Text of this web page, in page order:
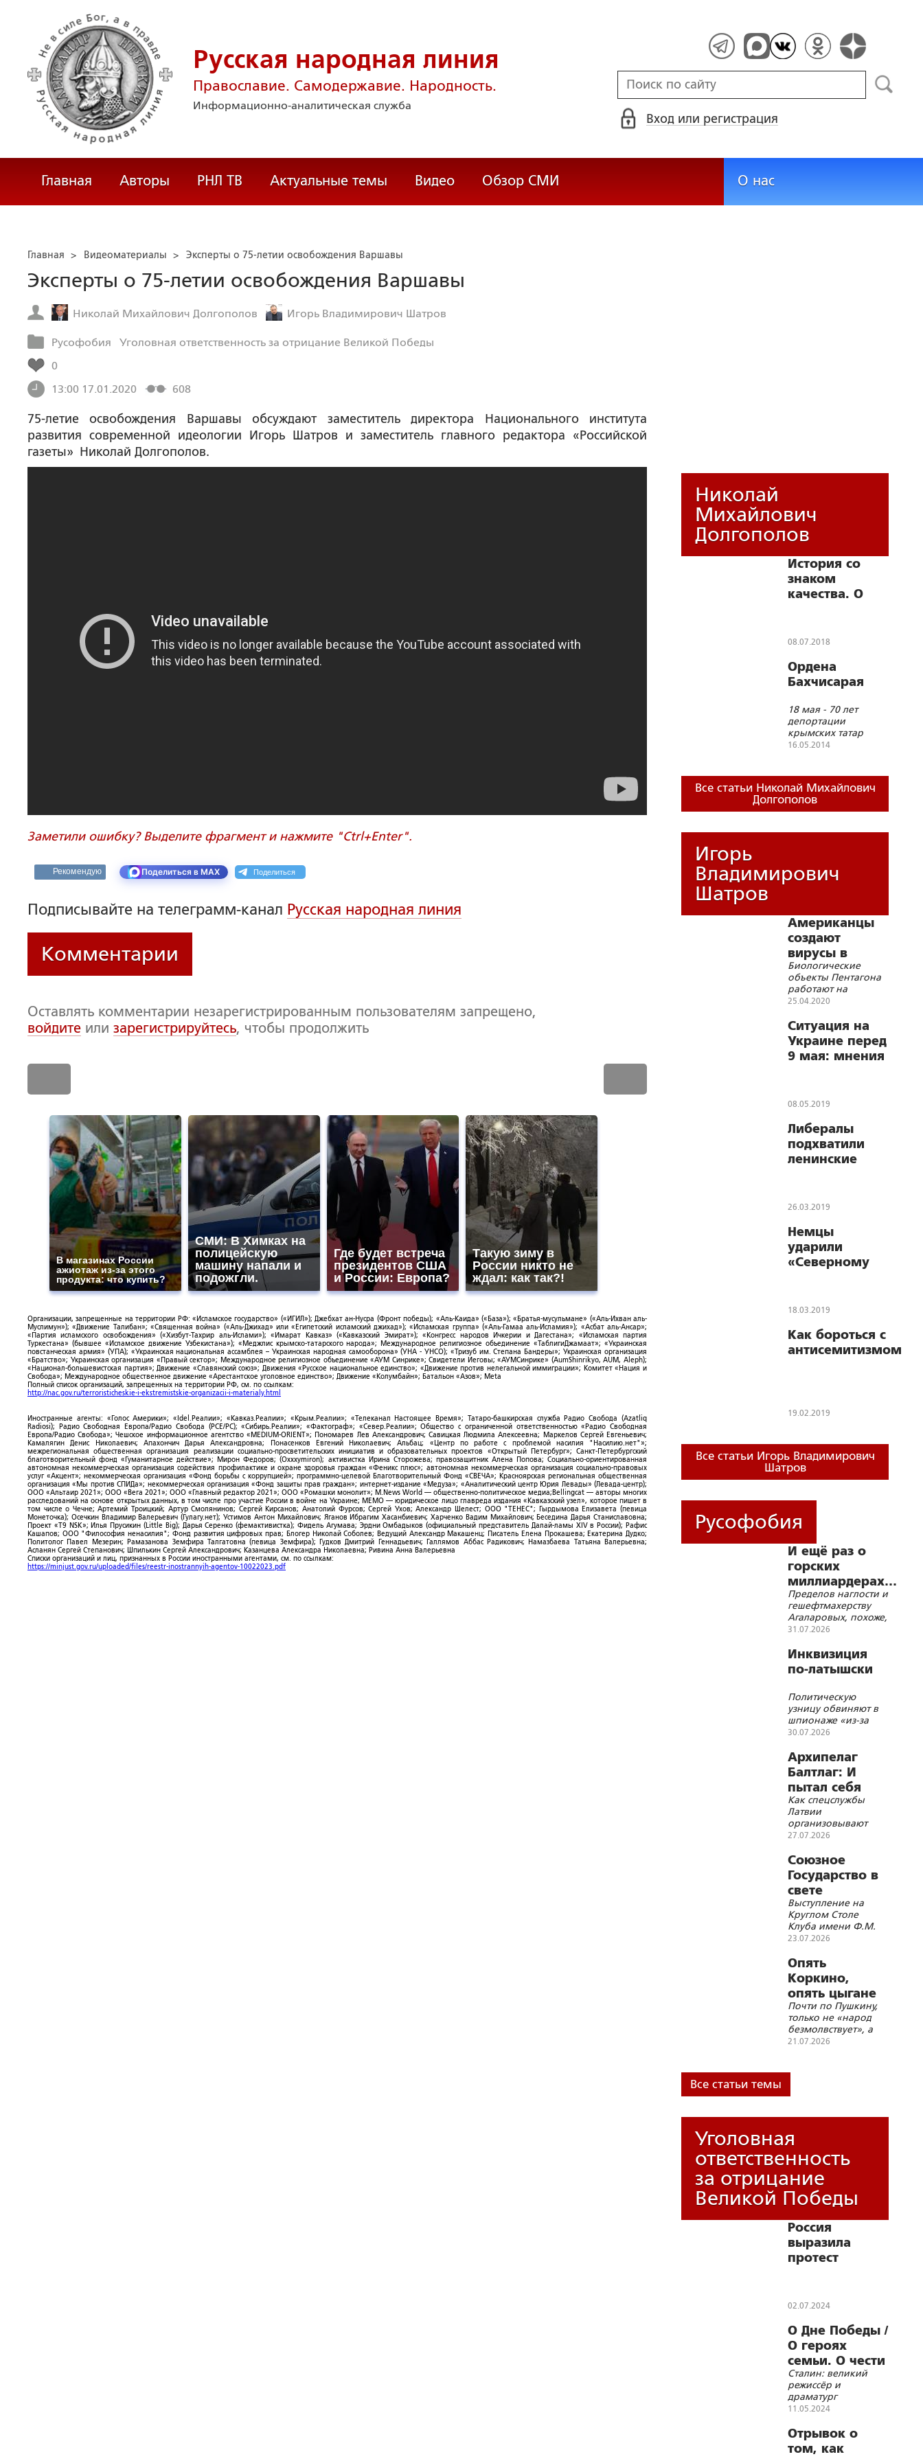
Русская народная линия
Православие. Самодержавие. Народность.
Информационно-аналитическая служба
Вход или регистрация
Главная Авторы РНЛ ТВ Актуальные темы Видео Обзор СМИ О нас
Главная > Видеоматериалы > Эксперты о 75-летии освобождения Варшавы
Эксперты о 75-летии освобождения Варшавы
Николай Михайлович Долгополов Игорь Владимирович Шатров
Русофобия
Уголовная ответственность за отрицание Великой Победы
0
13:00 17.01.2020
608
75-летие освобождения Варшавы обсуждают заместитель директора Национального института
развития современной идеологии Игорь Шатров и заместитель главного редактора «Российской
газеты» Николай Долгополов.
Заметили ошибку? Выделите фрагмент и нажмите "Ctrl+Enter".
Рекомендую Поделиться в MAX Поделиться
Подписывайте на телеграмм-канал Русская народная линия
Комментарии
Оставлять комментарии незарегистрированным пользователям запрещено,
войдите или зарегистрируйтесь, чтобы продолжить
В магазинах России
ажиотаж из-за этого
продукта: что купить?
СМИ: В Химках на
полицейскую
машину напали и
подожгли.
Где будет встреча
президентов США
и России: Европа?
Такую зиму в
России никто не
ждал: как так?!
Организации, запрещенные на территории РФ: «Исламское государство» («ИГИЛ»); Джебхат ан-Нусра (Фронт победы); «Аль-Каида» («База»); «Братья-мусульмане» («Аль-Ихван аль-
Муслимун»); «Движение Талибан»; «Священная война» («Аль-Джихад» или «Египетский исламский джихад»); «Исламская группа» («Аль-Гамаа аль-Исламия»); «Асбат аль-Ансар»;
«Партия исламского освобождения» («Хизбут-Тахрир аль-Ислами»); «Имарат Кавказ» («Кавказский Эмират»); «Конгресс народов Ичкерии и Дагестана»; «Исламская партия
Туркестана» (бывшее «Исламское движение Узбекистана»); «Меджлис крымско-татарского народа»; Международное религиозное объединение «ТаблигиДжамаат»; «Украинская
повстанческая армия» (УПА); «Украинская национальная ассамблея – Украинская народная самооборона» (УНА - УНСО); «Тризуб им. Степана Бандеры»; Украинская организация
«Братство»; Украинская организация «Правый сектор»; Международное религиозное объединение «АУМ Синрике»; Свидетели Иеговы; «АУМСинрике» (AumShinrikyo, AUM, Aleph);
«Национал-большевистская партия»; Движение «Славянский союз»; Движения «Русское национальное единство»; «Движение против нелегальной иммиграции»; Комитет «Нация и
Свобода»; Международное общественное движение «Арестантское уголовное единство»; Движение «Колумбайн»; Батальон «Азов»; Meta
Полный список организаций, запрещенных на территории РФ, см. по ссылкам:
http://nac.gov.ru/terroristicheskie-i-ekstremistskie-organizacii-i-materialy.html
Иностранные агенты: «Голос Америки»; «Idel.Реалии»; «Кавказ.Реалии»; «Крым.Реалии»; «Телеканал Настоящее Время»; Татаро-башкирская служба Радио Свобода (Azatliq
Radiosi); Радио Свободная Европа/Радио Свобода (PCE/PC); «Сибирь.Реалии»; «Фактограф»; «Север.Реалии»; Общество с ограниченной ответственностью «Радио Свободная
Европа/Радио Свобода»; Чешское информационное агентство «MEDIUM-ORIENT»; Пономарев Лев Александрович; Савицкая Людмила Алексеевна; Маркелов Сергей Евгеньевич;
Камалягин Денис Николаевич; Апахончич Дарья Александровна; Понасенков Евгений Николаевич; Альбац; «Центр по работе с проблемой насилия "Насилию.нет"»;
межрегиональная общественная организация реализации социально-просветительских инициатив и образовательных проектов «Открытый Петербург»; Санкт-Петербургский
благотворительный фонд «Гуманитарное действие»; Мирон Федоров; (Oxxxymiron); активистка Ирина Сторожева; правозащитник Алена Попова; Социально-ориентированная
автономная некоммерческая организация содействия профилактике и охране здоровья граждан «Феникс плюс»; автономная некоммерческая организация социально-правовых
услуг «Акцент»; некоммерческая организация «Фонд борьбы с коррупцией»; программно-целевой Благотворительный Фонд «СВЕЧА»; Красноярская региональная общественная
организация «Мы против СПИДа»; некоммерческая организация «Фонд защиты прав граждан»; интернет-издание «Медуза»; «Аналитический центр Юрия Левады» (Левада-центр);
ООО «Альтаир 2021»; ООО «Вега 2021»; ООО «Главный редактор 2021»; ООО «Ромашки монолит»; M.News World — общественно-политическое медиа;Bellingcat — авторы многих
расследований на основе открытых данных, в том числе про участие России в войне на Украине; МЕМО — юридическое лицо главреда издания «Кавказский узел», которое пишет в
том числе о Чечне; Артемий Троицкий; Артур Смолянинов; Сергей Кирсанов; Анатолий Фурсов; Сергей Ухов; Александр Шелест; ООО "ТЕНЕС"; Гырдымова Елизавета (певица
Монеточка); Осечкин Владимир Валерьевич (Гулагу.нет); Устимов Антон Михайлович; Яганов Ибрагим Хасанбиевич; Харченко Вадим Михайлович; Беседина Дарья Станиславовна;
Проект «T9 NSK»; Илья Прусикин (Little Big); Дарья Серенко (фемактивистка); Фидель Агумава; Эрдни Омбадыков (официальный представитель Далай-ламы XIV в России); Рафис
Кашапов; ООО "Философия ненасилия"; Фонд развития цифровых прав; Блогер Николай Соболев; Ведущий Александр Макашенц; Писатель Елена Прокашева; Екатерина Дудко;
Политолог Павел Мезерин; Рамазанова Земфира Талгатовна (певица Земфира); Гудков Дмитрий Геннадьевич; Галлямов Аббас Радикович; Намазбаева Татьяна Валерьевна;
Асланян Сергей Степанович; Шпилькин Сергей Александрович; Казанцева Александра Николаевна; Ривина Анна Валерьевна
Списки организаций и лиц, признанных в России иностранными агентами, см. по ссылкам:
https://minjust.gov.ru/uploaded/files/reestr-inostrannyih-agentov-10022023.pdf
Николай
Михайлович
Долгополов
История со
знаком
качества. О
целях
исторического
общества
его
председатель
Сергей
08.07.2018
Ордена
Бахчисарая
18 мая - 70 лет
депортации
крымских татар
16.05.2014
Все статьи Николай Михайлович
Долгополов
Игорь
Владимирович
Шатров
Американцы
создают
вирусы в
секретных
лабораториях
под боком у
Биологические
объекты Пентагона
работают на
Украине, в Грузии,
Азербайджане
25.04.2020
Ситуация на
Украине перед
9 мая: мнения
08.05.2019
Либералы
подхватили
ленинские
а кикбоксер –
26.03.2019
Немцы
ударили
«Северному
трубой
нависла угроза
блокировки
18.03.2019
Как бороться с
антисемитизмом
19.02.2019
Все статьи Игорь Владимирович
Шатров
Русофобия
И ещё раз о
горских
миллиардерах…
Пределов наглости и
гешефтмахерству
Агаларовых, похоже,
не существует
31.07.2026
Инквизиция
по-латышски
Политическую
узницу обвиняют в
шпионаже «из-за
тесных отношений с
30.07.2026
Архипелаг
Балтлаг: И
пытал себя
сам…
Как спецслужбы
Латвии
организовывают
пытки
27.07.2026
Союзное
Государство в
свете
Специальной
военной
операции на
Выступление на
Круглом Столе
Клуба имени Ф.М.
Достоевского
основы Союзного
государства и
современные
геополитические
вызовы» в Витебске
23.07.2026
Опять
Коркино,
опять цыгане
Почти по Пушкину,
только не «народ
безмолвствует», а
«власть
21.07.2026
Все статьи темы
Уголовная
ответственность
за отрицание
Великой Победы
Россия
выразила
протест
захоронений
воинов
02.07.2024
О Дне Победы /
О героях
семьи. О чести
и отваге /
Сталин: великий
режиссёр и
драматург
11.05.2024
Отрывок о
том, как